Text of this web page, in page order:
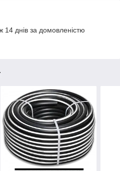
днів за домовленістю